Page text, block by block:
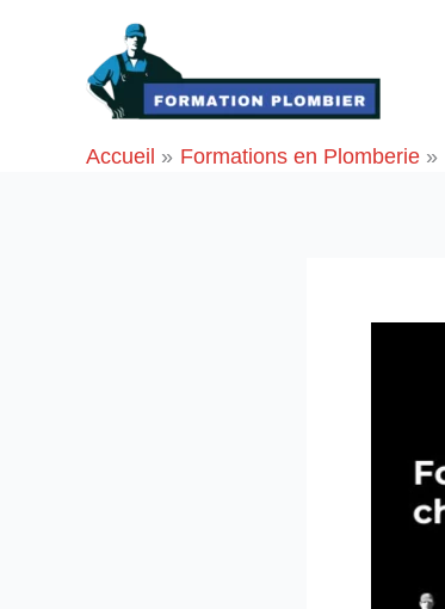
Accueil Formations en Plomberie